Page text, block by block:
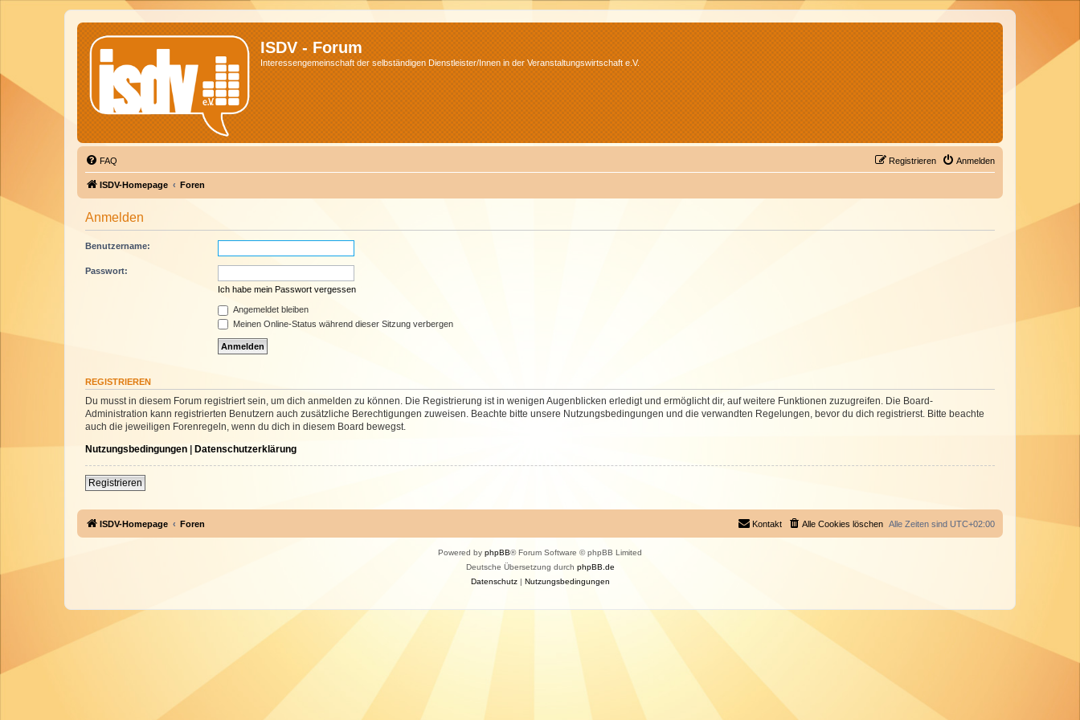
ISDV - Forum
Interessengemeinschaft der selbständigen Dienstleister/Innen in der Veranstaltungswirtschaft e.V.
FAQ Anmelden
Registrieren
ISDV-Homepage Foren
Anmelden
Benutzername:
Passwort:
Ich habe mein Passwort vergessen
Angemeldet bleiben
Meinen Online-Status während dieser Sitzung verbergen
REGISTRIEREN
Du musst in diesem Forum registriert sein, um dich anmelden zu können. Die Registrierung ist in wenigen Augenblicken erledigt und ermöglicht dir, auf weitere Funktionen zuzugreifen. Die Board-
Administration kann registrierten Benutzern auch zusätzliche Berechtigungen zuweisen. Beachte bitte unsere Nutzungsbedingungen und die verwandten Regelungen, bevor du dich registrierst. Bitte beachte
auch die jeweiligen Forenregeln, wenn du dich in diesem Board bewegst.
Nutzungsbedingungen | Datenschutzerklärung
Registrieren
ISDV-Homepage Foren Alle Zeiten sind UTC+02:00
Alle Cookies löschen
Kontakt
Powered by phpBB® Forum Software © phpBB Limited
Deutsche Übersetzung durch phpBB.de
Datenschutz| Nutzungsbedingungen